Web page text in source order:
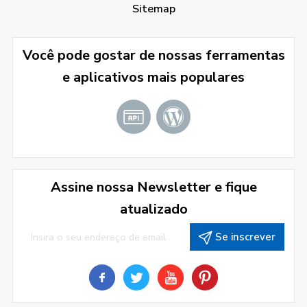
Sitemap
Você pode gostar de nossas ferramentas
e aplicativos mais populares
Assine nossa Newsletter e fique
atualizado
Se inscrever